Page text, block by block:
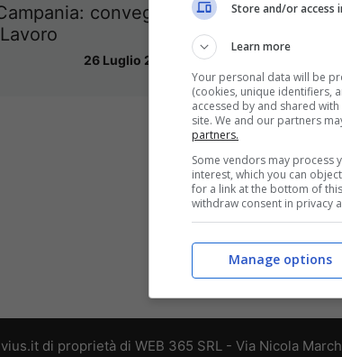
convegno
26 Luglio 2013
Pompei
di proprietà di WEB 365 SRL - Via Nicola
Store and/or access
Learn more
Your personal data will be
(cookies, unique identifiers,
accessed by and shared
site. We and our partners
partners.
Some vendors may process
interest, which you can
for a link at the bottom of
withdraw consent in privacy
Manage options